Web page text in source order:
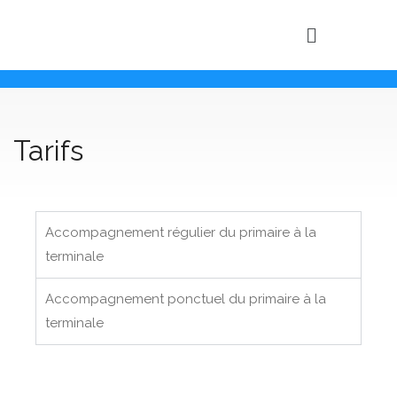
Tarifs
Accompagnement régulier du primaire à la
terminale
Accompagnement ponctuel du primaire à la
terminale